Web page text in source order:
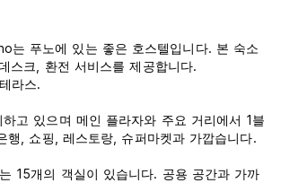
는 푸노에 있는 좋은 호스텔입니다. 본 숙소
스크, 환전 서비스를 제공합니다.
라스.
고 있으며 메인 플라자와 주요 거리에서 1블
행, 쇼핑, 레스토랑, 슈퍼마켓과 가깝습니다.
15개의 객실이 있습니다. 공용 공간과 가까